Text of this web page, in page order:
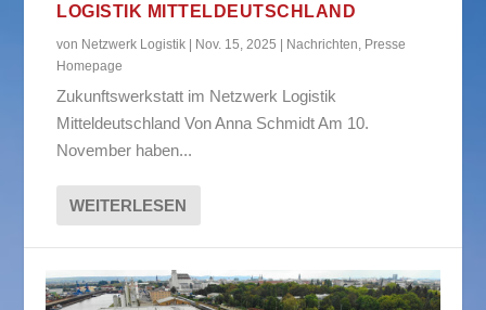
LOGISTIK MITTELDEUTSCHLAND
von Netzwerk Logistik Nov. 15, 2025 Nachrichten, Presse
Homepage
Zukunftswerkstatt im Netzwerk Logistik
Mitteldeutschland Von Anna Schmidt Am 10.
November haben...
WEITERLESEN